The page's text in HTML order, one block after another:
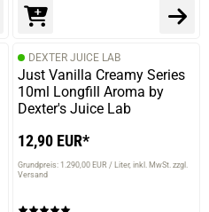
DEXTER JUICE LAB
Just Vanilla Creamy Series
10ml Longfill Aroma by
Dexter's Juice Lab
12,90 EUR*
Grundpreis: 1.290,00 EUR / Liter inkl. MwSt. zzgl.
Versand